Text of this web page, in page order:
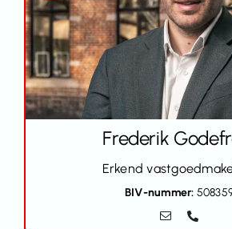
Frederik
Erkend
BIV-nummer: